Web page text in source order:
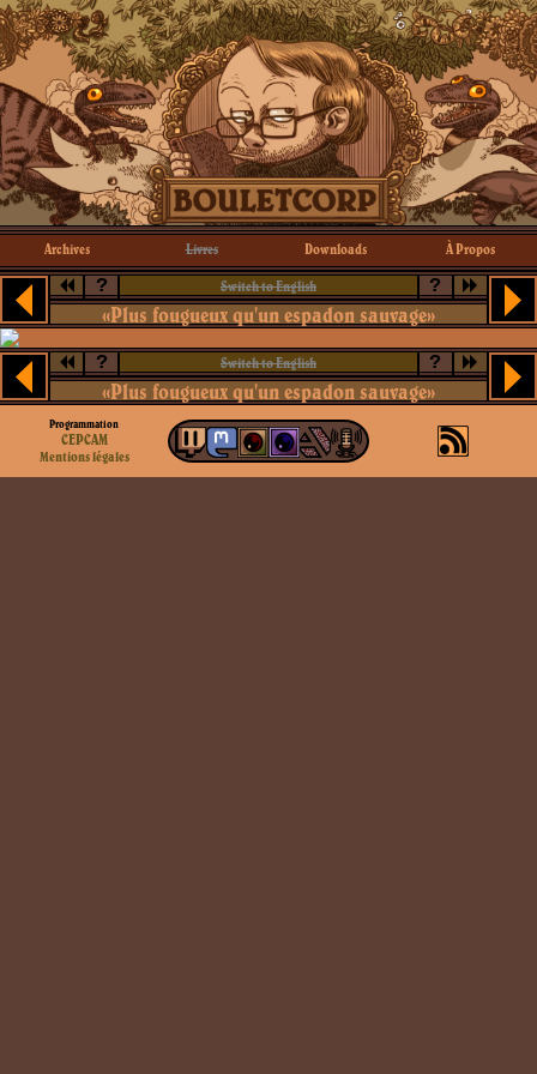
Archives Livres Downloads À Propos
? Switch to English ?
«Plus fougueux qu'un espadon sauvage»
? Switch to English ?
«Plus fougueux qu'un espadon sauvage»
Programmation
CEPCAM
Mentions légales